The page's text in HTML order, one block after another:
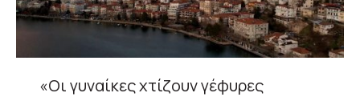
«Οι γυναίκες χτίζουν γέφυρες